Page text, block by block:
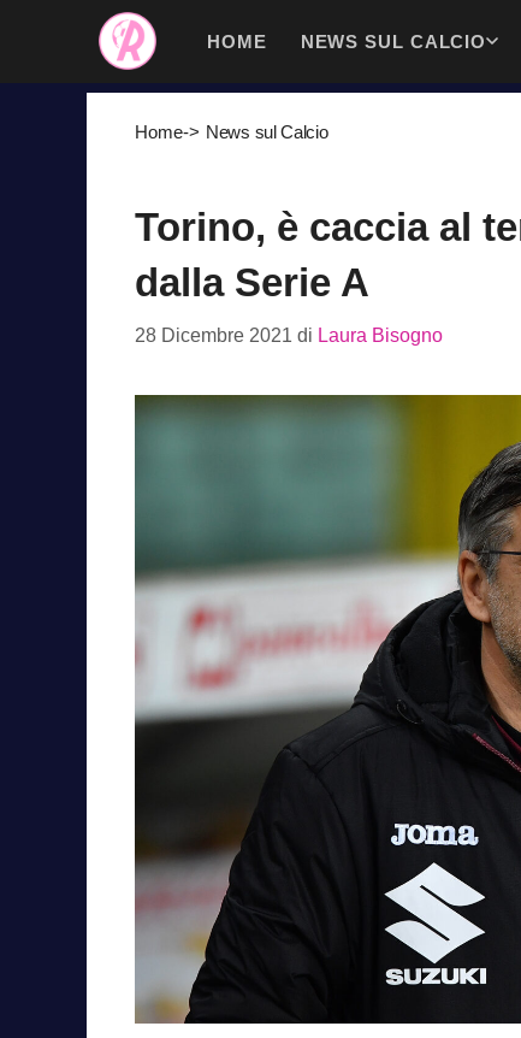
contenuto
HOME NEWS SUL CALCIO
Home-> News sul Calcio
Torino, è caccia al
dalla Serie A
28 Dicembre 2021 di Laura Bisogno